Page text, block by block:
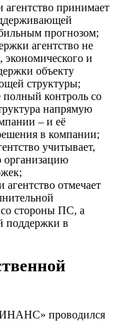
принимает
прогнозом;
агентство не
и
объекту
структуры;
полный контроль со
напрямую
– и её
в компании;
учитывает,
организацию
агентство отмечает
стороны ПС, а
поддержки в
проводился